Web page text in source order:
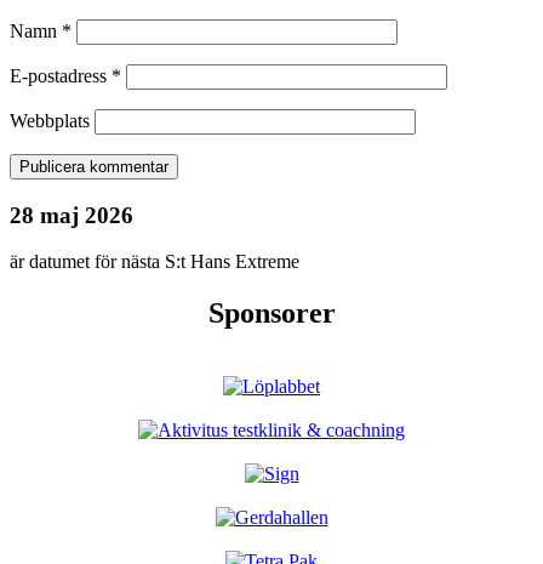
Namn *
E-postadress *
Webbplats
28 maj 2026
är datumet för nästa S:t Hans Extreme
Sponsorer